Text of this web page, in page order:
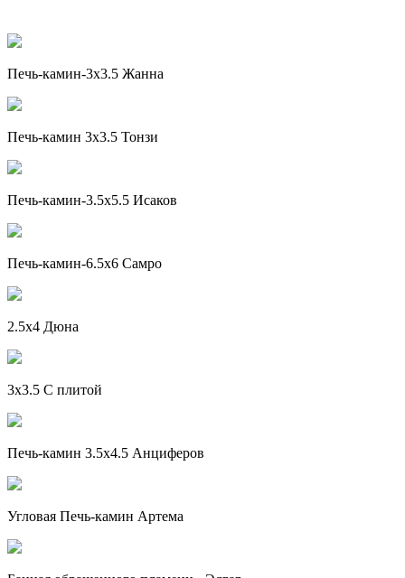
Печь-камин-3x3.5 Жанна
Печь-камин 3x3.5 Тонзи
Печь-камин-3.5х5.5 Исаков
Печь-камин-6.5x6 Самро
2.5х4 Дюна
3х3.5 C плитой
Печь-камин 3.5х4.5 Анциферов
Угловая Печь-камин Артема